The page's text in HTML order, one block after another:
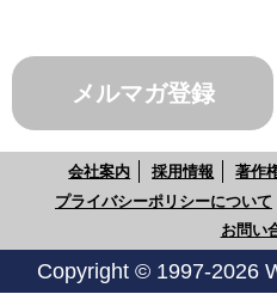
メルマガ登録
会社案内 採用情報 著作
プライバシーポリシーについて
お問い
Copyright © 1997-2026